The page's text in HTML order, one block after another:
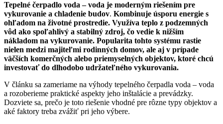
voda
–
voda:
Prečo
je
ideálnym
riešením
pre
vykurovanie?
Tepelné čerpadlo voda – voda je moderným riešením pre
vykurovanie a chladenie budov. Kombinuje úsporu energie s
ohľadom na životné prostredie. Využíva teplo z podzemných
vôd ako spoľahlivý a stabilný zdroj, čo vedie k nižším
nákladom na vykurovanie. Popularita tohto systému rastie
nielen medzi majiteľmi rodinných domov, ale aj v prípade
väčších komerčných alebo priemyselných objektov, ktoré chcú
investovať do dlhodobo udržateľného vykurovania.
V článku sa zameriame na výhody tepelného čerpadla voda – voda
a rozoberieme praktické aspekty jeho inštalácie a prevádzky.
Dozviete sa, prečo je toto riešenie vhodné pre rôzne typy objektov a
aké faktory treba zvážiť pri jeho výbere.